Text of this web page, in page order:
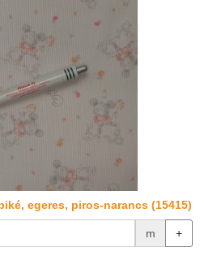
egeres, piros-narancs (15415)
m +